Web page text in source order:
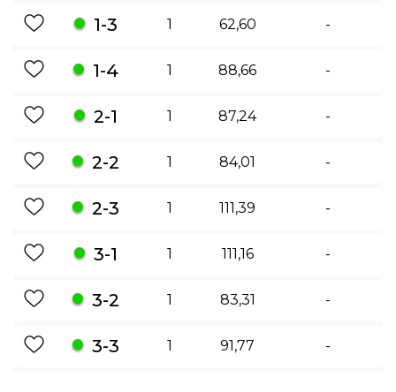
1-3 1 62,60 -
1-4 1 88,66 -
2-1 1 87,24 -
2-2 1 84,01 -
2-3 1 111,39 -
3-1 1 111,16 -
3-2 1 83,31 -
3-3 1 91,77 -